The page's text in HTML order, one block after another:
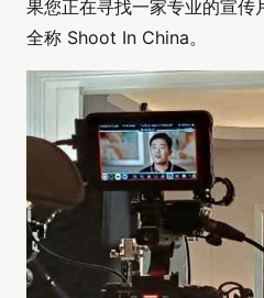
果您正在寻找一家专业的宣传
全称 Shoot In China。